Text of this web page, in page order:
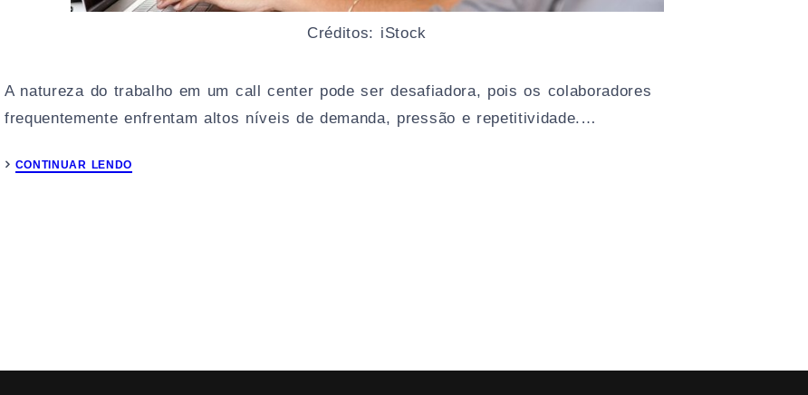
Créditos: iStock
A natureza do trabalho em um call center pode ser desafiadora, pois os colaboradores
frequentemente enfrentam altos níveis de demanda, pressão e repetitividade.…
CONTINUAR LENDO